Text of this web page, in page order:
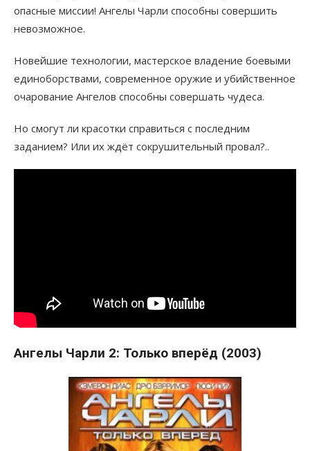
опасные миссии! Ангелы Чарли способны совершить
невозможное.
Новейшие технологии, мастерское владение боевыми
единоборствами, современное оружие и убийственное
очарование Ангелов способны совершать чудеса.
Но смогут ли красотки справиться с последним
заданием? Или их ждёт сокрушительный провал?..
Ангелы Чарли 2: Только вперёд (2003)